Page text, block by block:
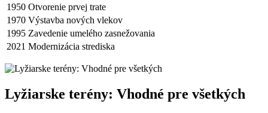
1950 Otvorenie prvej trate
1970 Výstavba nových vlekov
1995 Zavedenie umelého zasnežovania
2021 Modernizácia strediska
Lyžiarske terény: Vhodné pre všetkých